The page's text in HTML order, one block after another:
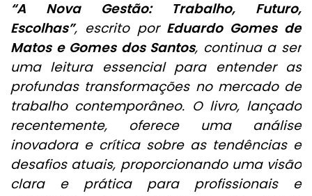
“A Nova Gestão: Trabalho, Futuro,
Escolhas”, escrito por Eduardo Gomes de
Matos e Gomes dos Santos, continua a ser
uma leitura essencial para entender as
profundas transformações no mercado de
trabalho contemporâneo. O livro, lançado
recentemente, oferece uma análise
inovadora e crítica sobre as tendências e
desafios atuais, proporcionando uma visão
clara e prática para profissionais e